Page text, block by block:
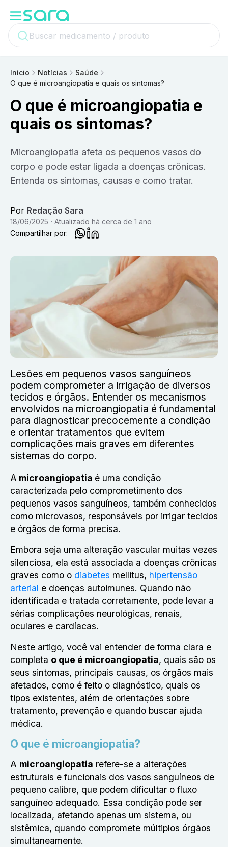
Início Notícias
Saúde
O que é microangiopatia e quais os sintomas?
O que é microangiopatia e
quais os sintomas?
Microangiopatia afeta os pequenos vasos do
corpo e pode estar ligada a doenças crônicas.
Entenda os sintomas, causas e como tratar.
Por Redação Sara
18/06/2025 Atualizado há cerca de 1 ano
Compartilhar por:
Lesões em pequenos vasos sanguíneos
podem comprometer a irrigação de diversos
tecidos e órgãos. Entender os mecanismos
envolvidos na microangiopatia é fundamental
para diagnosticar precocemente a condição
e orientar tratamentos que evitem
complicações mais graves em diferentes
sistemas do corpo.
A microangiopatia é uma condição
caracterizada pelo comprometimento dos
pequenos vasos sanguíneos, também conhecidos
como microvasos, responsáveis por irrigar tecidos
e órgãos de forma precisa.
Embora seja uma alteração vascular muitas vezes
silenciosa, ela está associada a doenças crônicas
graves como o diabetes mellitus, hipertensão
arterial e doenças autoimunes. Quando não
identificada e tratada corretamente, pode levar a
sérias complicações neurológicas, renais,
oculares e cardíacas.
Neste artigo, você vai entender de forma clara e
completa o que é microangiopatia, quais são os
seus sintomas, principais causas, os órgãos mais
afetados, como é feito o diagnóstico, quais os
tipos existentes, além de orientações sobre
tratamento, prevenção e quando buscar ajuda
médica.
O que é microangiopatia?
A microangiopatia refere-se a alterações
estruturais e funcionais dos vasos sanguíneos de
pequeno calibre, que podem dificultar o fluxo
sanguíneo adequado. Essa condição pode ser
localizada, afetando apenas um sistema, ou
sistêmica, quando compromete múltiplos órgãos
simultaneamente.